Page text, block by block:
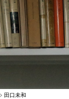
田口未和